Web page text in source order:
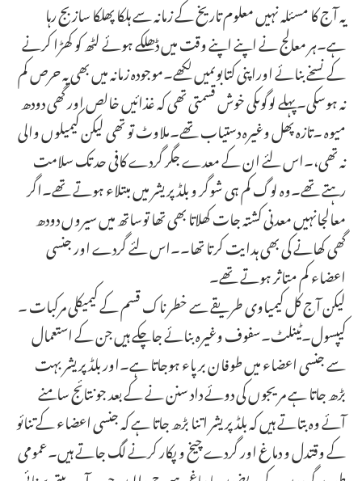
یہ آج کا مسئلہ نہیں معلوم تاریخ کے زمانہ سے ہلکا پھلکا ساز بج رہا
ہے۔ہر معالج نے اپنے اپنے وقت میں ڈھلکے ہوئے لٹھ کو کھڑا کرنے
کے نسخے بنائے اوراپنی کتابوںمیں لکھے۔موجودہ زمانہ میں بھی یہ حرص کم
نہ ہوسکی۔پہلے لوگوںکی خوش قسمتی تھی کہ غذائیں خالص اور گھی دودھ
میوہ ۔تازہ پھل وغیرہ دستیاب تھے۔ملاوٹ تو تھی لیکن کیمیلوں والی
نہ تھی،۔اس لئے ان کے معدے جگر گردے کافی حد تک سلامت
رہتے تھے۔وہ لوگ کم ہی شوگر و بلڈ پریشر میں مبتلاء ہوتے تھے۔اگر
معالجانہیں معدنی کشتہ جات کھلاتا بھی تھا توساتھ میں سیروں دودھ
گھی کھانے کی بھی ہدایت کرتا تھا۔۔اس لئے گردے اور جنسی
اعضاء کم متاثر ہوتے تھے۔
لیکن آج کل کیمیاوی طریقے سے خطر ناک قسم کے کیمیکلی مرکبات ۔
کیپسول۔ٹینلٹ۔سفوف وغیرہ بنائے جاچکے ہیں جن کے استعمال
سے جنسی اعضاء میں طوفان برپاء ہوجاتا ہے۔اور بلڈ پریشر بہت
بڑھ جاتا ہے مریجوں کی دوئے داد سنن نے کے بعد جو نتائج سامنے
آئے وہ بتاتے ہیں کہ بلڈ پریشر اتنا بڑھ جاتا ہے کہ جنسی اعضاء کے تنائو
کے وقتدل و دماغ اور گردے چیخ و پکار کرنے لگ جاتے ہیں۔عمومی